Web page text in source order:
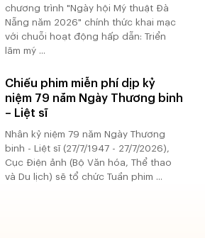
chương trình "Ngày hội Mỹ thuật Đà
Nẵng năm 2026" chính thức khai mạc
với chuỗi hoạt động hấp dẫn: Triển
lãm mỹ ...
Chiếu phim miễn phí dịp kỷ
niệm 79 năm Ngày Thương binh
– Liệt sĩ
Nhân kỷ niệm 79 năm Ngày Thương
binh - Liệt sĩ (27/7/1947 - 27/7/2026),
Cục Điện ảnh (Bộ Văn hóa, Thể thao
và Du lịch) sẽ tổ chức Tuần phim ...